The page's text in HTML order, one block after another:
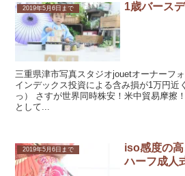
2019年5月6日まで 1歳バース
三重県津市写真スタジオjouetオーナーフ
インデックス投資による含み損が1万円近
っ） さすが世界同時株安！米中貿易摩擦
として...
2019年5月6日まで
iso感度の
ハーフ成人